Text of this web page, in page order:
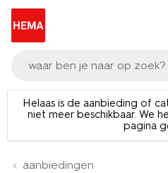
waar ben je naar op zoek?
Helaas is de aanbieding of
niet meer beschikbaar. We
pagina
aanbiedingen